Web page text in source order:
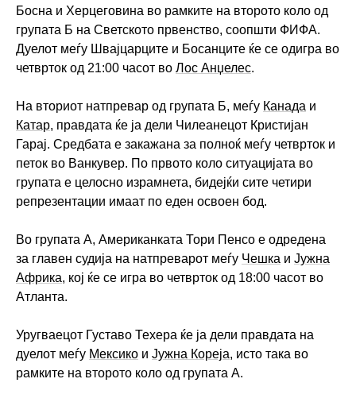
Босна и Херцеговина во рамките на второто коло од
групата Б на Светското првенство, соопшти ФИФА.
Дуелот меѓу Швајцарците и Босанците ќе се одигра во
четврток од 21:00 часот во Лос Анџелес.
На вториот натпревар од групата Б, меѓу Канада и
Катар, правдата ќе ја дели Чилеанецот Кристијан
Гарај. Средбата е закажана за полноќ меѓу четврток и
петок во Ванкувер. По првото коло ситуацијата во
групата е целосно израмнета, бидејќи сите четири
репрезентации имаат по еден освоен бод.
Во групата А, Американката Тори Пенсо е одредена
за главен судија на натпреварот меѓу Чешка и Јужна
Африка, кој ќе се игра во четврток од 18:00 часот во
Атланта.
Уругваецот Густаво Техера ќе ја дели правдата на
дуелот меѓу Мексико и Јужна Кореја, исто така во
рамките на второто коло од групата А.